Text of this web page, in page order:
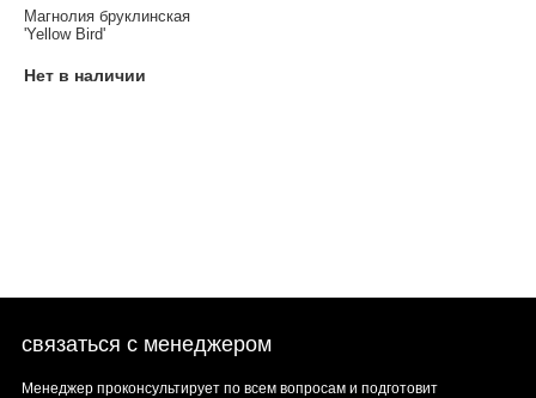
Магнолия бруклинская
'Yellow Bird'
Нет в наличии
связаться с менеджером
Менеджер проконсультирует по всем вопросам и подготовит